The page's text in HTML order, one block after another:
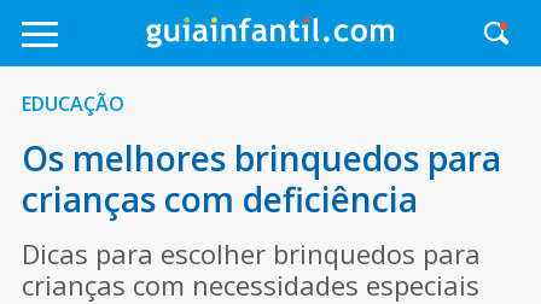
EDUCAÇÃO
Os melhores brinquedos para
crianças com deficiência
Dicas para escolher brinquedos para
crianças com necessidades especiais